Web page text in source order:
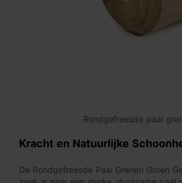
Rondgefreesde paal
Kracht en Natuurlijke
De Rondgefreesde Paal Grenen Groen